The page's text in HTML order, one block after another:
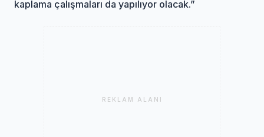
kaplama çalışmaları da yapılıyor olacak.”
REKLAM ALANI